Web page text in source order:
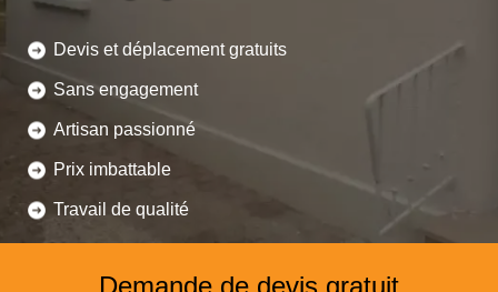
Devis et déplacement gratuits
Sans engagement
Artisan passionné
Prix imbattable
Travail de qualité
Demande de devis gratuit